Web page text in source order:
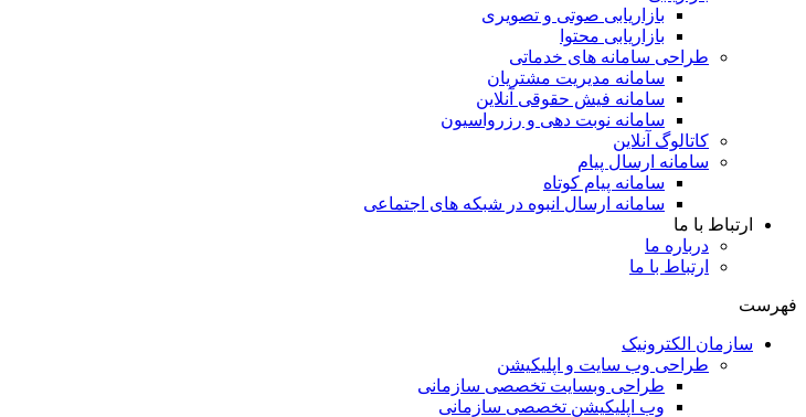
بازاریابی صوتی و تصویری
بازاریابی محتوا
طراحی سامانه های خدماتی
سامانه مدیریت مشتریان
سامانه فیش حقوقی آنلاین
سامانه نوبت دهی و رزرواسیون
کاتالوگ آنلاین
سامانه ارسال پیام
سامانه پیام کوتاه
سامانه ارسال انبوه در شبکه های اجتماعی
ارتباط با ما
درباره ما
ارتباط با ما
فهرست
سازمان الکترونیک
طراحی وب سایت و اپلیکیشن
طراحی وبسایت تخصصی سازمانی
وب اپلیکیشن تخصصی سازمانی